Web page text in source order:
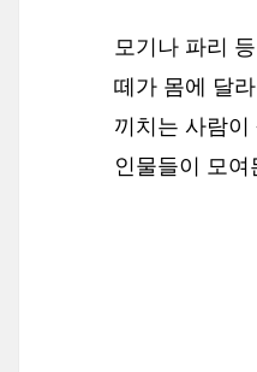
모기나 파리
떼가 몸에 달
끼치는 사람
인물들이 모여